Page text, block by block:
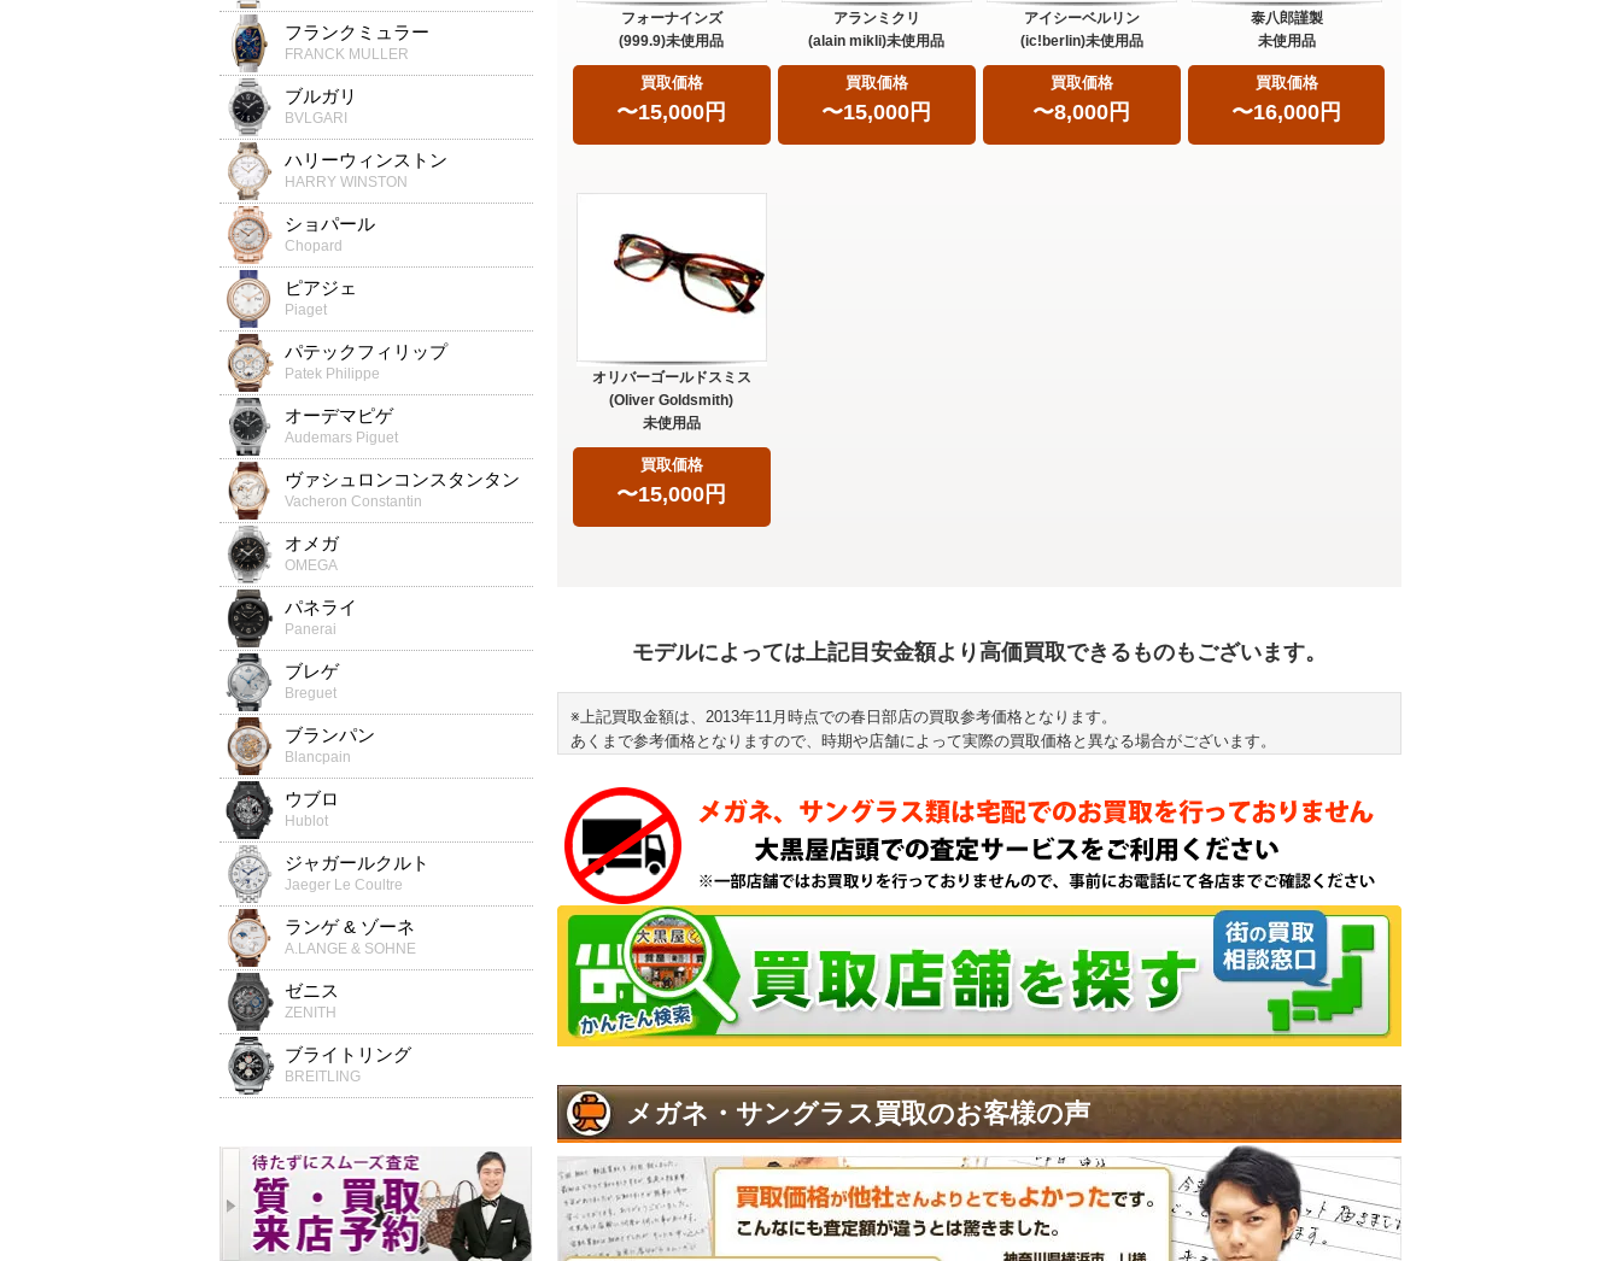
フォーナインズ
(999.9)未使用品
買取価格
〜15,000円
アランミクリ
(alain mikli)未使用品
買取価格
〜15,000円
アイシーベルリン
(ic!berlin)未使用品
買取価格
〜8,000円
泰八郎謹製
未使用品
買取価格
〜16,000円
オリバーゴールドスミス
(Oliver Goldsmith)
未使用品
買取価格
〜15,000円
モデルによっては上記目安金額より高価買取できるものもございます。
※上記買取金額は、2013年11月時点での春日部店の買取参考価格となります。
あくまで参考価格となりますので、時期や店舗によって実際の買取価格と異なる場合がございます。
メガネ・サングラス買取のお客様の声
フランクミュラー
FRANCK MULLER
ブルガリ
BVLGARI
ハリーウィンストン
HARRY WINSTON
ショパール
Chopard
ピアジェ
Piaget
パテックフィリップ
Patek Philippe
オーデマピゲ
Audemars Piguet
ヴァシュロンコンスタンタン
Vacheron Constantin
オメガ
OMEGA
パネライ
Panerai
ブレゲ
Breguet
ブランパン
Blancpain
ウブロ
Hublot
ジャガールクルト
Jaeger Le Coultre
ランゲ & ゾーネ
A.LANGE & SOHNE
ゼニス
ZENITH
ブライトリング
BREITLING